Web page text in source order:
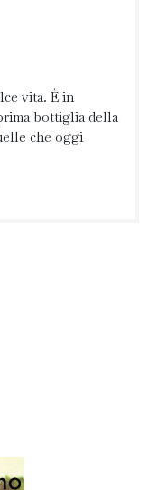
vita. È in
bottiglia della
che oggi